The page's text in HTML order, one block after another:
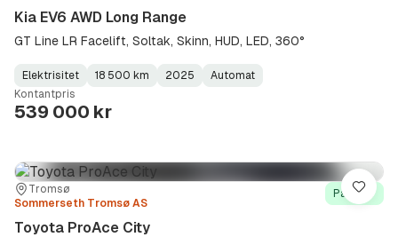
Kia EV6 AWD Long Range
GT Line LR Facelift, Soltak, Skinn, HUD, LED, 360°
Fuel
Type:
Elektrisitet
Kilometerstand:
18 500 km
Model
Year:
2025
Gearbox
Type:
Automat
Kontantpris
539 000 kr
Sted:Tromsø
Forhandler:
Sommerseth Tromsø AS
På lager
Toyota ProAce City
Lagre